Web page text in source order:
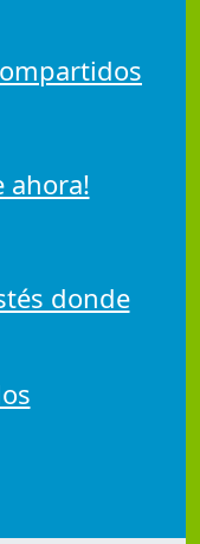
ahora!
donde